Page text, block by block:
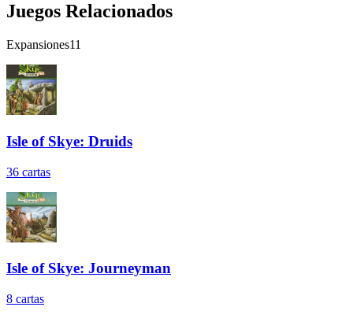
Juegos Relacionados
Expansiones11
Isle of Skye: Druids
36 cartas
Isle of Skye: Journeyman
8 cartas